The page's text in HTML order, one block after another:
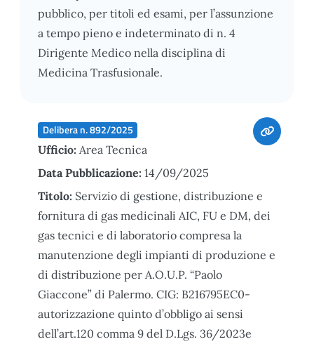
pubblico, per titoli ed esami, per l’assunzione
a tempo pieno e indeterminato di n. 4
Dirigente Medico nella disciplina di
Medicina Trasfusionale.
Delibera n. 892/2025
Ufficio: Area Tecnica
Data Pubblicazione: 14/09/2025
Titolo: Servizio di gestione, distribuzione e
fornitura di gas medicinali AIC, FU e DM, dei
gas tecnici e di laboratorio compresa la
manutenzione degli impianti di produzione e
di distribuzione per A.O.U.P. “Paolo
Giaccone” di Palermo. CIG: B216795EC0-
autorizzazione quinto d’obbligo ai sensi
dell’art.120 comma 9 del D.Lgs. 36/2023e